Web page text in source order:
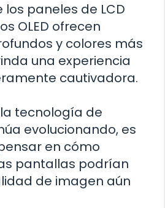
paneles de LCD
OLED ofrecen
y colores más
una experiencia
cautivadora.
tecnología de
evolucionando, es
en cómo
pantallas podrían
de imagen aún